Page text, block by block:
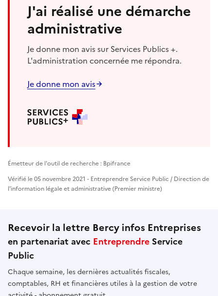
J'ai réalisé une démarche
administrative
Je donne mon avis sur Services Publics +.
L'administration concernée me répondra.
Je donne mon avis
Émetteur de l'outil de recherche : Bpifrance
Vérifié le 05 novembre 2021 - Entreprendre Service Public / Direction de
l'information légale et administrative (Premier ministre)
Recevoir la lettre Bercy infos Entreprises
en partenariat avec Entreprendre Service
Public
Chaque semaine, les dernières actualités fiscales,
comptables, RH et financières utiles à la gestion de votre